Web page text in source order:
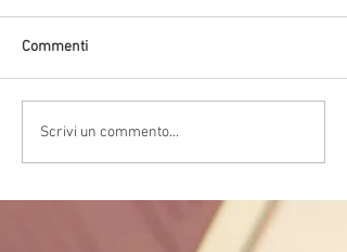
Commenti
Scrivi un commento...